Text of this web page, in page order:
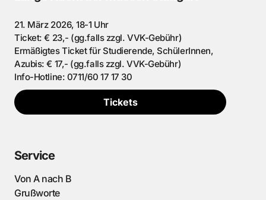
21. März 2026, 18-1 Uhr
Ticket: € 23,- (gg.falls zzgl. VVK-Gebühr)
Ermäßigtes Ticket für Studierende, SchülerInnen,
Azubis: € 17,- (gg.falls zzgl. VVK-Gebühr)
Info-Hotline: 0711/60 17 17 30
Tickets
Service
Von A nach B
Grußworte